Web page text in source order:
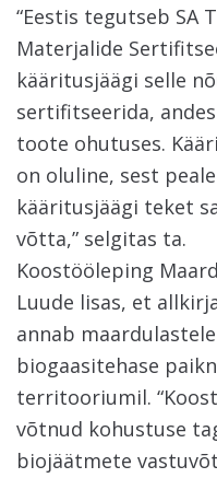
“Eestis tegutseb SA
Materjalide
kääritusjäägi selle
sertifitseerida,
toote ohutuses.
on oluline, sest
kääritusjäägi teket
võtta,” selgitas ta.
Koostööleping
Luude lisas, et
annab
biogaasitehase
territooriumil.
võtnud kohustuse
biojäätmete